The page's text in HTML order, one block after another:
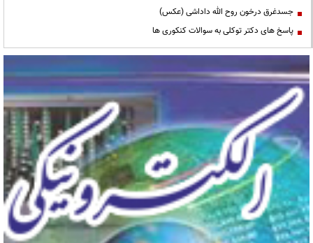
جسدغرق درخون روح الله داداشی (عکس)
پاسخ های دکتر توکلی به سوالات کنکوری ها